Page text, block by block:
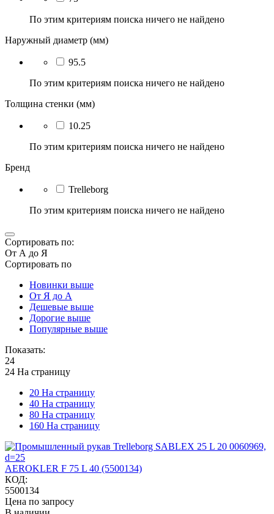
По этим критериям поиска ничего не найдено
Наружный диаметр (мм)
95.5
По этим критериям поиска ничего не найдено
Толщина стенки (мм)
10.25
По этим критериям поиска ничего не найдено
Бренд
Trelleborg
По этим критериям поиска ничего не найдено
Сортировать по:
От А до Я
Сортировать по
Новинки выше
От Я до А
Дешевые выше
Дорогие выше
Популярные выше
Показать:
24
24 На страницу
20 На страницу
40 На страницу
80 На страницу
160 На страницу
AEROKLER F 75 L 40 (5500134)
КОД:
5500134
Цена по запросу